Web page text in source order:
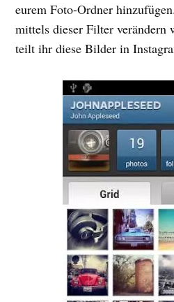
eurem Foto-Ordner
mittels dieser Filter
teilt ihr diese Bilder in